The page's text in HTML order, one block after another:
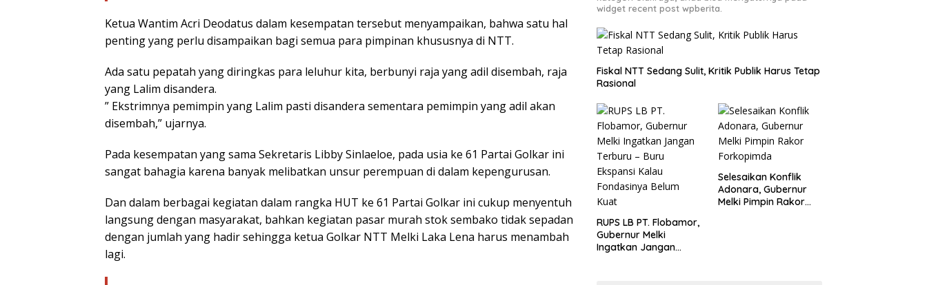
Ketua Wantim Acri Deodatus dalam kesempatan tersebut menyampaikan, bahwa satu hal
penting yang perlu disampaikan bagi semua para pimpinan khususnya di NTT.
Ada satu pepatah yang diringkas para leluhur kita, berbunyi raja yang adil disembah, raja
yang Lalim disandera.
” Ekstrimnya pemimpin yang Lalim pasti disandera sementara pemimpin yang adil akan
disembah,” ujarnya.
Pada kesempatan yang sama Sekretaris Libby Sinlaeloe, pada usia ke 61 Partai Golkar ini
sangat bahagia karena banyak melibatkan unsur perempuan di dalam kepengurusan.
Dan dalam berbagai kegiatan dalam rangka HUT ke 61 Partai Golkar ini cukup menyentuh
langsung dengan masyarakat, bahkan kegiatan pasar murah stok sembako tidak sepadan
dengan jumlah yang hadir sehingga ketua Golkar NTT Melki Laka Lena harus menambah
lagi.
widget recent post wpberita.
Fiskal NTT Sedang Sulit, Kritik Publik Harus Tetap
Rasional
RUPS LB PT. Flobamor,
Gubernur Melki
Ingatkan Jangan
Selesaikan Konflik
Adonara, Gubernur
Melki Pimpin Rakor